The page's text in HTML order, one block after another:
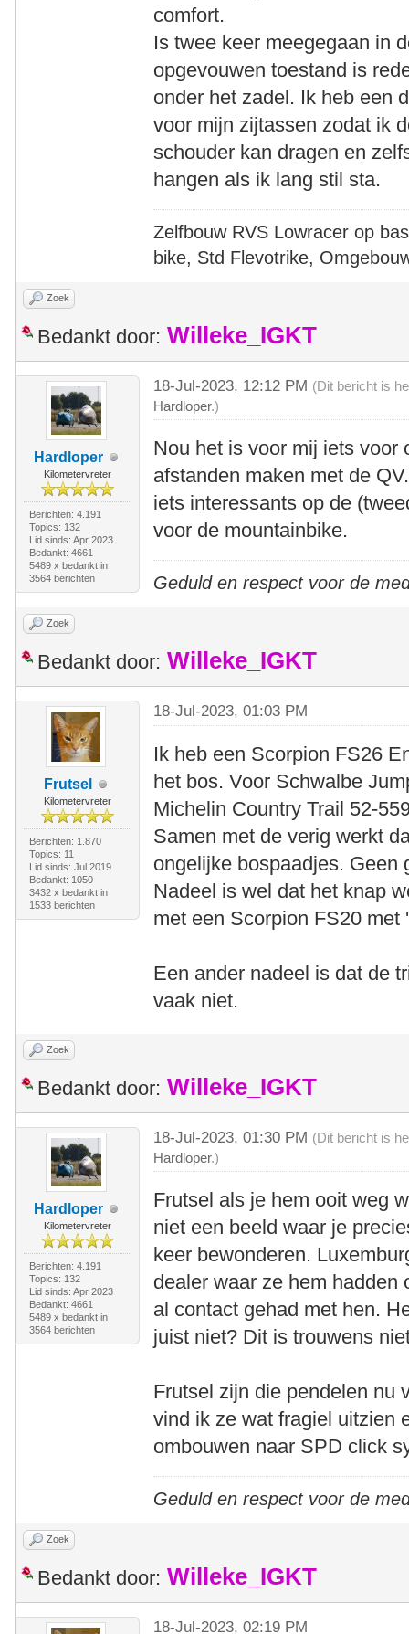
comfort.
Is twee keer meegegaan in
opgevouwen toestand is
onder het zadel. Ik heb een
voor mijn zijtassen zodat ik
schouder kan dragen en
hangen als ik lang stil sta.
Zelfbouw RVS Lowracer op
bike, Std Flevotrike,
Zoek
Bedankt door: Willeke_IGKT
Hardloper
Kilometervreter
Berichten: 4.191
Topics: 132
Lid sinds: Apr 2023
Bedankt: 4661
5489 x bedankt in
3564 berichten
18-Jul-2023, 12:12 PM (Dit bericht is
Hardloper.)
Nou het is voor mij iets voor
afstanden maken met de
iets interessants op de
voor de mountainbike.
Geduld en respect voor de
Zoek
Bedankt door: Willeke_IGKT
Frutsel
Kilometervreter
Berichten: 1.870
Topics: 11
Lid sinds: Jul 2019
Bedankt: 1050
3432 x bedankt in
1533 berichten
18-Jul-2023, 01:03 PM
Ik heb een Scorpion FS26
het bos. Voor Schwalbe
Michelin Country Trail 52-
Samen met de verig werkt
ongelijke bospaadjes. Geen
Nadeel is wel dat het knap
met een Scorpion FS20 met
Een ander nadeel is dat de
vaak niet.
Zoek
Bedankt door: Willeke_IGKT
Hardloper
Kilometervreter
Berichten: 4.191
Topics: 132
Lid sinds: Apr 2023
Bedankt: 4661
5489 x bedankt in
3564 berichten
18-Jul-2023, 01:30 PM (Dit bericht is
Hardloper.)
Frutsel als je hem ooit weg
niet een beeld waar je
keer bewonderen.
dealer waar ze hem hadden
al contact gehad met hen.
juist niet? Dit is trouwens
Frutsel zijn die pendelen nu
vind ik ze wat fragiel uitzien
ombouwen naar SPD click
Geduld en respect voor de
Zoek
Bedankt door: Willeke_IGKT
18-Jul-2023, 02:19 PM